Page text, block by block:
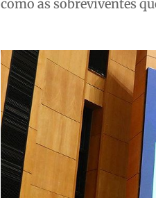
como as sobreviventes